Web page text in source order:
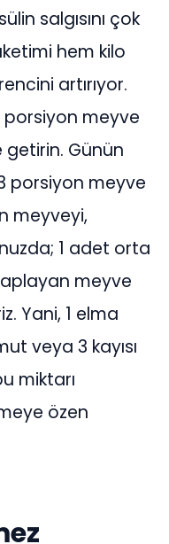
salgısını çok
hem kilo
artırıyor.
porsiyon meyve
getirin. Günün
porsiyon meyve
meyveyi,
1 adet orta
meyve
Yani, 1 elma
veya 3 kayısı
miktarı
özen